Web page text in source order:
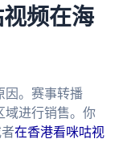
频在海
因。赛事转播
域进行销售。你
在香港看咪咕视